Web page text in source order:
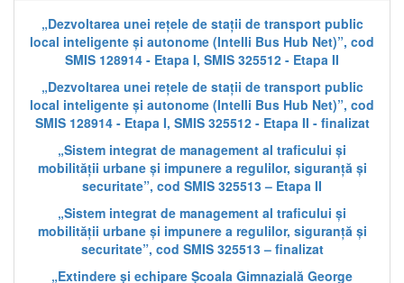
„Dezvoltarea unei rețele de stații de transport public
local inteligente și autonome (Intelli Bus Hub Net)”, cod
SMIS 128914 - Etapa I, SMIS 325512 - Etapa II
„Dezvoltarea unei rețele de stații de transport public
local inteligente și autonome (Intelli Bus Hub Net)”, cod
SMIS 128914 - Etapa I, SMIS 325512 - Etapa II - finalizat
„Sistem integrat de management al traficului și
mobilității urbane și impunere a regulilor, siguranță și
securitate”, cod SMIS 325513 – Etapa II
„Sistem integrat de management al traficului și
mobilității urbane și impunere a regulilor, siguranță și
securitate”, cod SMIS 325513 – finalizat
„Extindere și echipare Școala Gimnazială George